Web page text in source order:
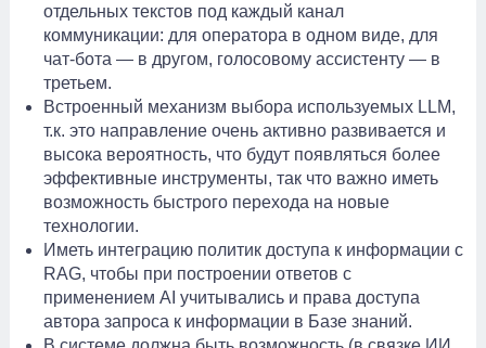
отдельных текстов под каждый канал
коммуникации: для оператора в одном виде, для
чат-бота — в другом, голосовому ассистенту — в
третьем.
Встроенный механизм выбора используемых LLM,
т.к. это направление очень активно развивается и
высока вероятность, что будут появляться более
эффективные инструменты, так что важно иметь
возможность быстрого перехода на новые
технологии.
Иметь интеграцию политик доступа к информации с
RAG, чтобы при построении ответов с
применением AI учитывались и права доступа
автора запроса к информации в Базе знаний.